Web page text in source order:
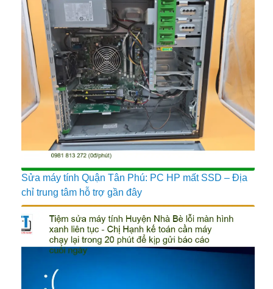
Sửa máy tính Quận Tân Phú: PC HP mất SSD – Địa
chỉ trung tâm hỗ trợ gần đây